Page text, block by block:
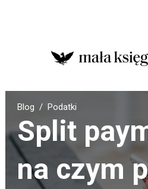
Blog Podatki
Split
na czym